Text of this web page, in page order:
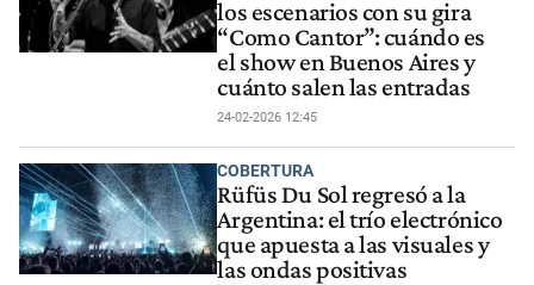
los escenarios con su gira
“Como Cantor”: cuándo es
el show en Buenos Aires y
cuánto salen las entradas
24-02-2026 12:45
COBERTURA
Rüfüs Du Sol regresó a la
Argentina: el trío electrónico
que apuesta a las visuales y
las ondas positivas